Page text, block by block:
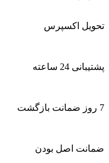
تحویل اکسپرس
پشتیبانی 24 ساعته
7 روز ضمانت بازگشت
ضمانت اصل بودن